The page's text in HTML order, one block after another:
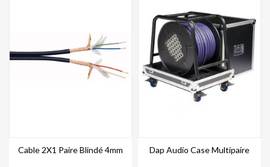
Cable 2X1 Paire Blindé 4mm Dap Audio Case Multipaire